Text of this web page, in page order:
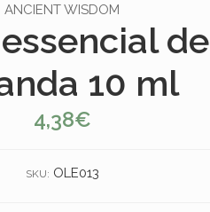
ANCIENT WISDOM
de
10 ml
4,38€
SKU: OLE013